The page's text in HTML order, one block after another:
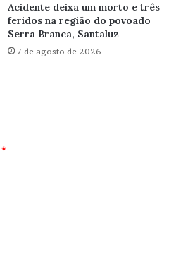
Acidente deixa um morto e três
feridos na região do povoado
Serra Branca, Santaluz
7 de agosto de 2026
*